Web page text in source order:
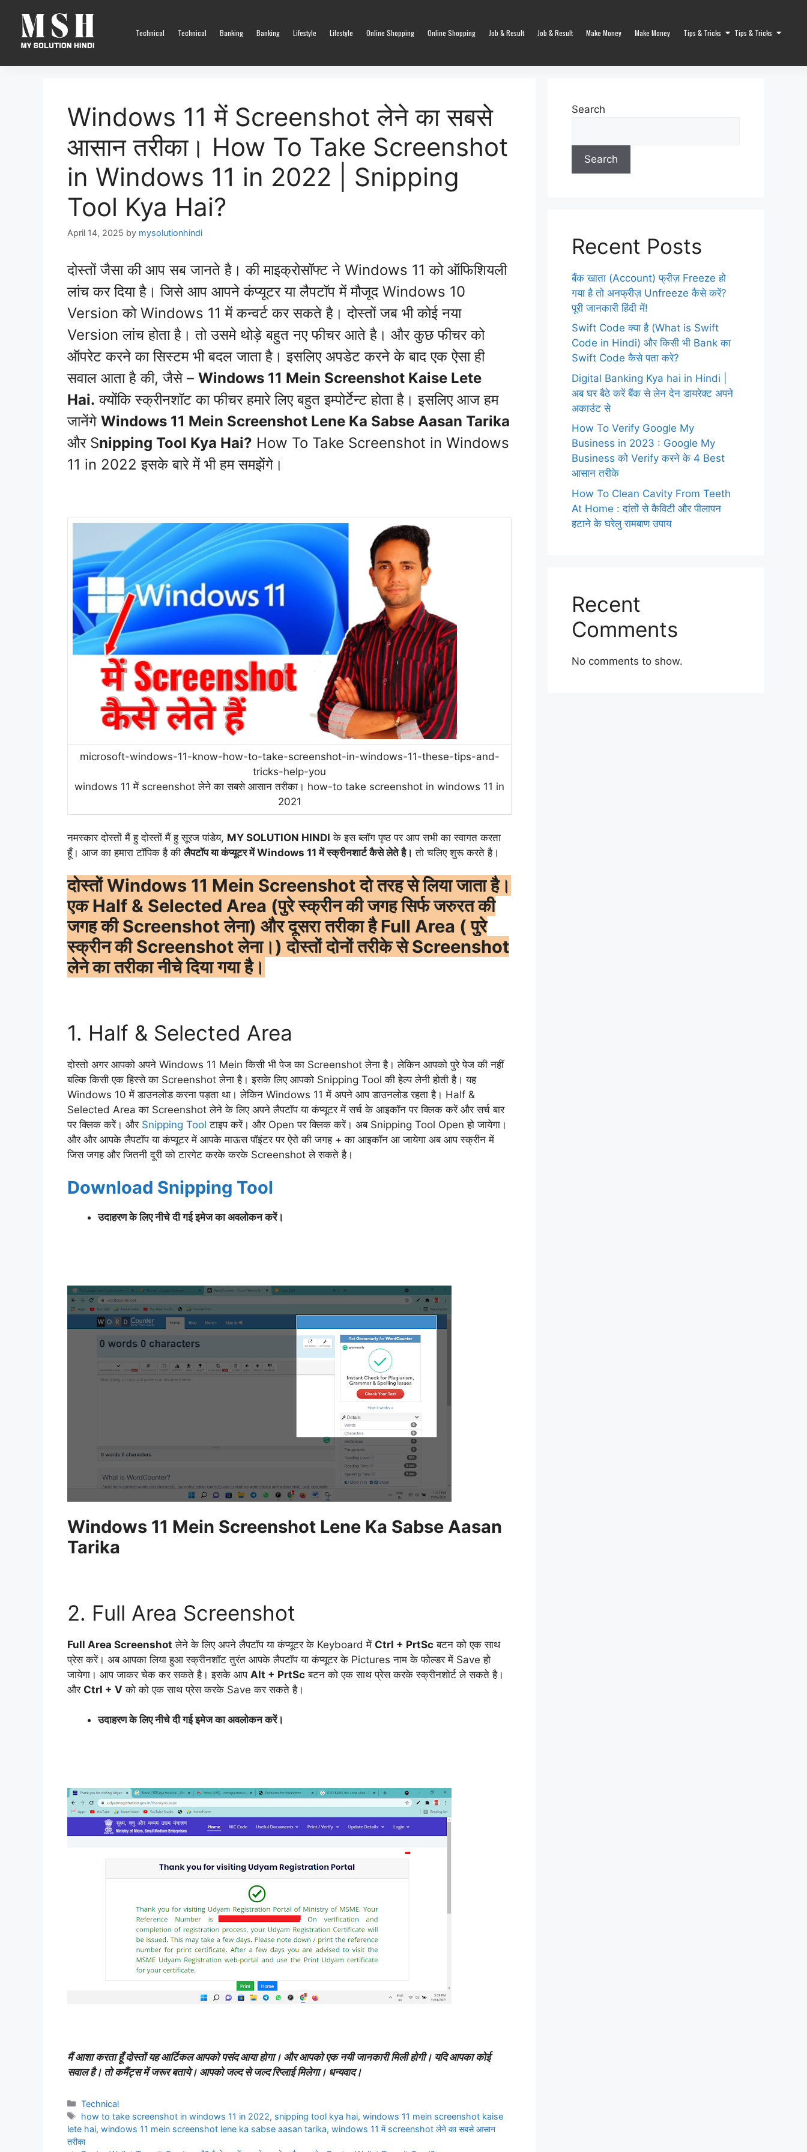
Technical Technical Banking Banking Lifestyle Lifestyle Online Shopping Online Shopping Job & Result Job & Result Make Money Make Money Tips & Tricks Tips & Tricks
Windows 11 में Screenshot लेने का सबसे
आसान तरीका। How To Take Screenshot
in Windows 11 in 2022 | Snipping
Tool Kya Hai?
April 14, 2025 by mysolutionhindi
दोस्तों जैसा की आप सब जानते है। की माइक्रोसॉफ्ट ने Windows 11 को ऑफिशियली
लांच कर दिया है। जिसे आप आपने कंप्यूटर या लैपटॉप में मौजूद Windows 10
Version को Windows 11 में कन्वर्ट कर सकते है। दोस्तों जब भी कोई नया
Version लांच होता है। तो उसमे थोड़े बहुत नए फीचर आते है। और कुछ फीचर को
ऑपरेट करने का सिस्टम भी बदल जाता है। इसलिए अपडेट करने के बाद एक ऐसा ही
सवाल आता है की, जैसे – Windows 11 Mein Screenshot Kaise Lete
Hai. क्योंकि स्क्रीनशॉट का फीचर हमारे लिए बहुत इम्पोर्टेन्ट होता है। इसलिए आज हम
जानेंगे Windows 11 Mein Screenshot Lene Ka Sabse Aasan Tarika
और Snipping Tool Kya Hai? How To Take Screenshot in Windows
11 in 2022 इसके बारे में भी हम समझेंगे।
microsoft-windows-11-know-how-to-take-screenshot-in-windows-11-these-tips-and-
tricks-help-you
windows 11 में screenshot लेने का सबसे आसान तरीका। how-to take screenshot in windows 11 in
2021
नमस्कार दोस्तों मैं हु दोस्तों मैं हु सूरज पांडेय, MY SOLUTION HINDI के इस ब्लॉग पृष्ठ पर आप सभी का स्वागत करता
हूँ। आज का हमारा टॉपिक है कीलैपटॉप या कंप्यूटर में Windows 11 में स्क्रीनशार्ट कैसे लेते है। तो चलिए शुरू करते है।
दोस्तों Windows 11 Mein Screenshot दो तरह से लिया जाता है।
एक Half & Selected Area (पुरे स्क्रीन की जगह सिर्फ जरुरत की
जगह की Screenshot लेना) और दूसरा तरीका है Full Area ( पुरे
स्क्रीन की Screenshot लेना।) दोस्तों दोनों तरीके से Screenshot
लेने का तरीका नीचे दिया गया है।
1. Half & Selected Area
दोस्तो अगर आपको अपने Windows 11 Mein किसी भी पेज का Screenshot लेना है। लेकिन आपको पुरे पेज की नहीं
बल्कि किसी एक हिस्से का Screenshot लेना है। इसके लिए आपको Snipping Tool की हेल्प लेनी होती है। यह
Windows 10 में डाउनलोड करना पड़ता था। लेकिन Windows 11 में अपने आप डाउनलोड रहता है। Half &
Selected Area का Screenshot लेने के लिए अपने लैपटॉप या कंप्यूटर में सर्च के आइकॉन पर क्लिक करें और सर्च बार
पर क्लिक करेें। और Snipping Tool टाइप करें। और Open पर क्लिक करें। अब Snipping Tool Open हो जायेगा।
और और आपके लैपटॉप या कंप्यूटर में आपके माऊस पॉइंटर पर ऐरो की जगह + का आइकॉन आ जायेगा अब आप स्क्रीन में
जिस जगह और जितनी दूरी को टारगेट करके करके Screenshot ले सकते है।
Download Snipping Tool
उदाहरण के लिए नीचे दी गई इमेज का अवलोकन करें।
Windows 11 Mein Screenshot Lene Ka Sabse Aasan
Tarika
2. Full Area Screenshot
Full Area Screenshot लेने के लिए अपने लैपटॉप या कंप्यूटर के Keyboard में Ctrl + PrtSc बटन को एक साथ
प्रेस करें। अब आपका लिया हुआ स्क्रीनशॉट तुरंत आपके लैपटॉप या कंप्यूटर के Pictures नाम के फोल्डर में Save हो
जायेगा। आप जाकर चेक कर सकते है। इसके आप Alt + PrtSc बटन को एक साथ प्रेस करके स्क्रीनशोर्ट ले सकते है।
और Ctrl + V को को एक साथ प्रेस करके Save कर सकते है।
उदाहरण के लिए नीचे दी गई इमेज का अवलोकन करें।
मैं आशा करता हूँ दोस्तों यह आर्टिकल आपको पसंद आया होगा। और आपको एक नयी जानकारी मिली होगी। यदि आपका कोई
सवाल है। तो कमैंट्स में जरूर बताये। आपको जल्द से जल्द रिप्लाई मिलेगा। धन्यवाद।
Technical
how to take screenshot in windows 11 in 2022, snipping tool kya hai,windows 11 mein screenshot kaise
lete hai, windows 11 mein screenshot lene ka sabse aasan tarika, windows 11 में screenshot लेने का सबसे आसान
तरीका
Search
Search
Recent Posts
बैंक खाता (Account) फ्रीज़ Freeze हो
गया है तो अनफ्रीज़ Unfreeze कैसे करें?
पूरी जानकारी हिंदी में!
Swift Code क्या है (What is Swift
Code in Hindi) और किसी भी Bank का
Swift Code कैसे पता करे?
Digital Banking Kya hai in Hindi |
अब घर बैठे करें बैंक से लेन देन डायरेक्ट अपने
अकाउंट से
How To Verify Google My
Business in 2023 : Google My
Business को Verify करने के 4 Best
आसान तरीके
How To Clean Cavity From Teeth
At Home : दांतों से कैविटी और पीलापन
हटाने के घरेलु रामबाण उपाय
Recent
Comments
No comments to show.